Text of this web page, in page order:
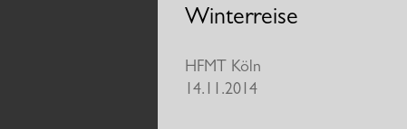
Winterreise
HFMT Köln
14.11.2014